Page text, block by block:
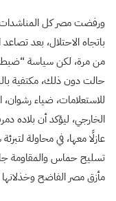
ورفضت مصر كل المناشدات
باتجاه الاحتلال، بعد تصاعد
من مرة، لكن سياسة “ضبط
حالت دون ذلك، مكتفية
للاستعلامات، ضياء رشوان،
الخارجي، ليؤكد أن بلاده
عازلًا معها، في محاولة
تسليح حماس والمقاومة
مأزق مصر الفاضح